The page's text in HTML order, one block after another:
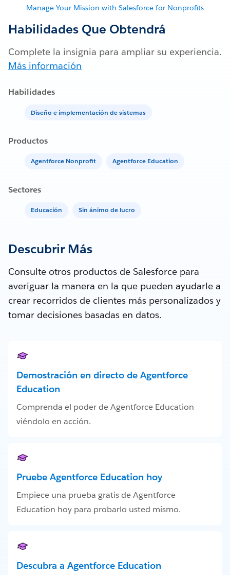
Manage Your Mission with Salesforce for Nonprofits
Habilidades Que Obtendrá
Complete la insignia para ampliar su experiencia.
Más información
Habilidades
Diseño e implementación de sistemas
Productos
Agentforce Nonprofit Agentforce Education
Sectores
Educación Sin ánimo de lucro
Descubrir Más
Consulte otros productos de Salesforce para
averiguar la manera en la que pueden ayudarle a
crear recorridos de clientes más personalizados y
tomar decisiones basadas en datos.
Demostración en directo de Agentforce
Education
Comprenda el poder de Agentforce Education
viéndolo en acción.
Pruebe Agentforce Education hoy
Empiece una prueba gratis de Agentforce
Education hoy para probarlo usted mismo.
Descubra a Agentforce Education